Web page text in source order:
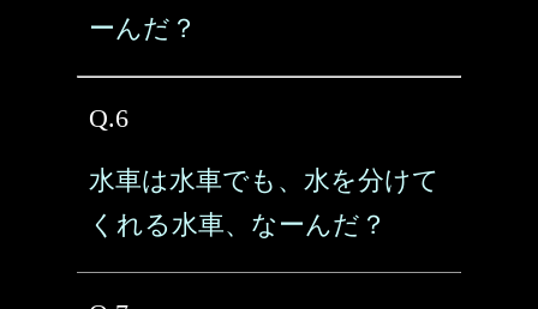
ーんだ？
Q.6
水車は水車でも、水を分けて
くれる水車、なーんだ？